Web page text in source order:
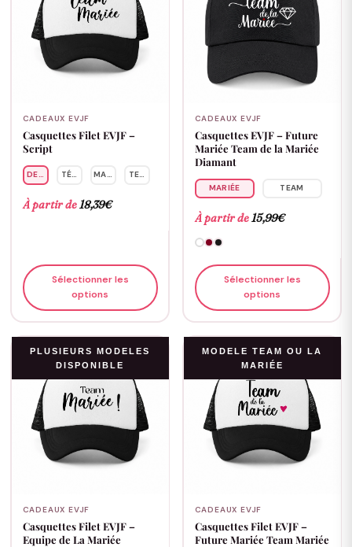
CADEAUX EVJF
Casquettes Filet EVJF –
Script
DEMOISELLETÉMOINMARIÉE TEAM
À partir de 18,39€
Sélectionner les
options
CADEAUX EVJF
Casquettes EVJF – Future
Mariée Team de la Mariée
Diamant
MARIÉE TEAM
À partir de 15,99€
Sélectionner les
options
PLUSIEURS MODELES
DISPONIBLE
CADEAUX EVJF
Casquettes Filet EVJF –
Equipe de La Mariée
MODELE TEAM OU LA
MARIÉE
CADEAUX EVJF
Casquettes Filet EVJF –
Future Mariée Team Mariée